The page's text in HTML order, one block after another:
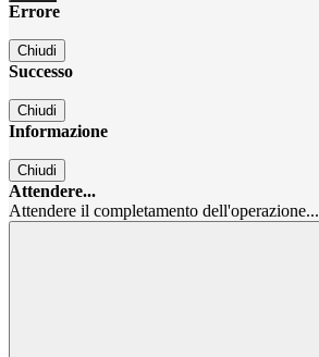
Errore
Chiudi
Successo
Chiudi
Informazione
Chiudi
Attendere...
Attendere il completamento dell'operazione...